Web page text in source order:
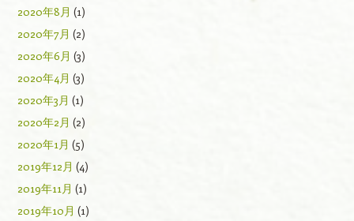
2020年8月 (1)
2020年7月 (2)
2020年6月 (3)
2020年4月 (3)
2020年3月 (1)
2020年2月 (2)
2020年1月 (5)
2019年12月 (4)
2019年11月 (1)
2019年10月 (1)